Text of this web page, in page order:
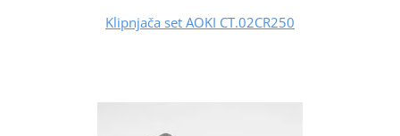
Klipnjača set AOKI CT.02CR250